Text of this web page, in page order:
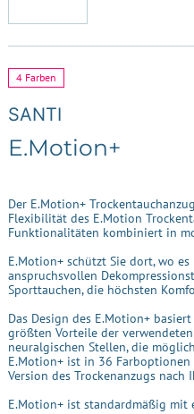
4 Farben
SANTI
E.Motion+
Der E.Motion+
Flexibilität des E.Motion
Funktionalitäten kombiniert in
E.Motion+ schützt Sie dort, wo
anspruchsvollen
Sporttauchen, die höchsten
Das Design des E.Motion+
größten Vorteile der
neuralgischen Stellen, die
E.Motion+ ist in 36
Version des Trockenanzugs
E.Motion+ ist standardmäßig mit